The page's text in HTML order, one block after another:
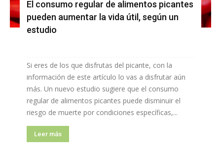
El consumo regular de alimentos picantes
pueden aumentar la vida útil, según un
estudio
Si eres de los que disfrutas del picante, con la
información de este artículo lo vas a disfrutar aún
más. Un nuevo estudio sugiere que el consumo
regular de alimentos picantes puede disminuir el
riesgo de muerte por condiciones específicas,...
Leer más